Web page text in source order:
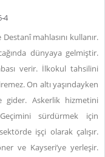
4
mahlasını kullanır.
dünyaya gelmiştir.
verir. İlkokul tahsilini
On altı yaşındayken
gider. Askerlik hizmetini
sürdürmek için
işçi olarak çalışır.
ve Kayseri’ye yerleşir.